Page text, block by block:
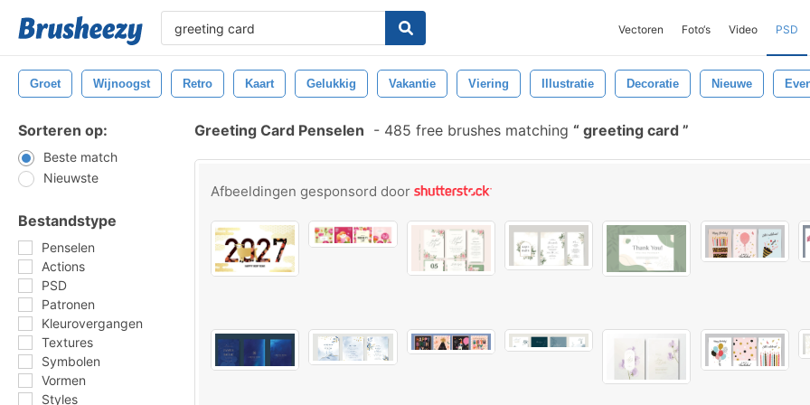
Vectoren Foto‘s Video PSD
Groet Wijnoogst Retro Kaart Gelukkig Vakantie Viering Illustratie Decoratie Nieuwe
Sorteren op:
Beste match
Nieuwste
Bestandstype
Penselen
Actions
PSD
Patronen
Kleurovergangen
Textures
Symbolen
Vormen
Styles
Greeting Card Penselen - 485 free brushes matching greeting card
Afbeeldingen gesponsord door